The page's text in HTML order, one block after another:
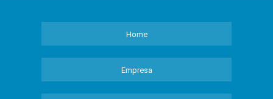
Home
Empresa